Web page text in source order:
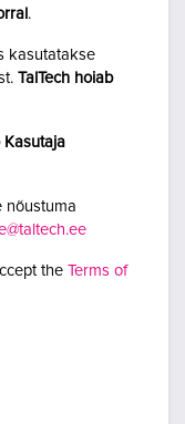
.
kasutatakse
TalTech hoiab
Kasutaja
nõustuma
the Terms of